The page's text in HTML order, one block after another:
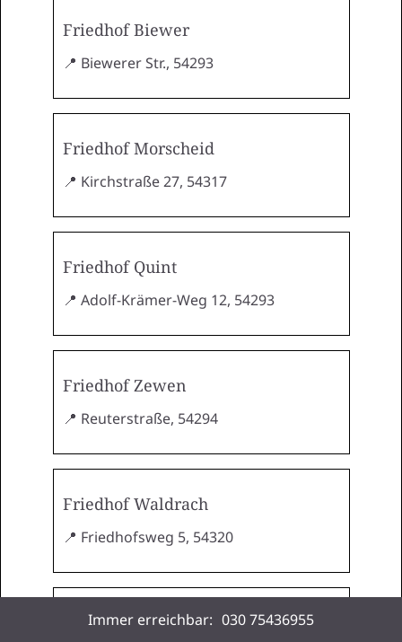
Friedhof Biewer
📍 Biewerer Str., 54293
Friedhof Morscheid
📍 Kirchstraße 27, 54317
Friedhof Quint
📍 Adolf-Krämer-Weg 12, 54293
Friedhof Zewen
📍 Reuterstraße, 54294
Friedhof Waldrach
📍 Friedhofsweg 5, 54320
Friedhof Ruwer
Immer erreichbar: 030 75436955